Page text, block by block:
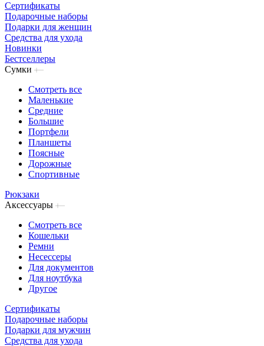
Сертификаты
Подарочные наборы
Подарки для женщин
Средства для ухода
Новинки
Бестселлеры
Сумки
Смотреть все
Маленькие
Средние
Большие
Портфели
Планшеты
Поясные
Дорожные
Спортивные
Рюкзаки
Аксессуары
Смотреть все
Кошельки
Ремни
Несессеры
Для документов
Для ноутбука
Другое
Сертификаты
Подарочные наборы
Подарки для мужчин
Средства для ухода